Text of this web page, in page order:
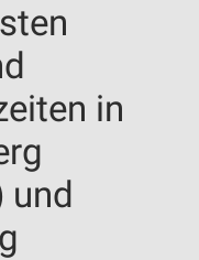
in
und